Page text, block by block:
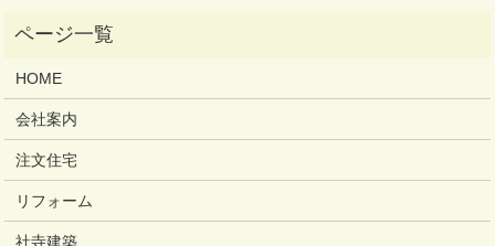
HOME
会社案内
注文住宅
リフォーム
社寺建築